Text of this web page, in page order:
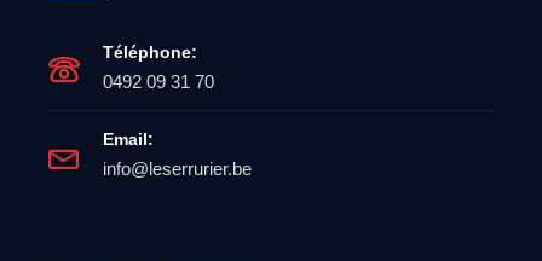
Téléphone:
0492 09 31 70
Email:
info@leserrurier.be